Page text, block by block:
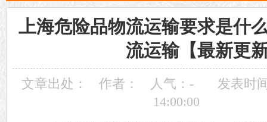
上海危险品物流运输要求是什
流运输【最新更
文章出处： 作者： 人气： -
发表时
14:00:00